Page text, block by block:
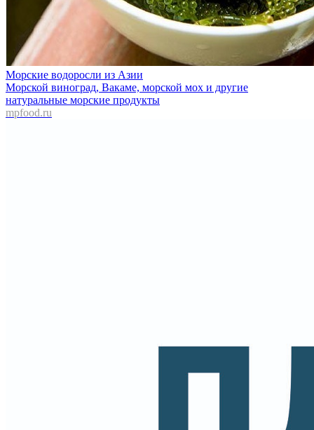
Морские водоросли из Азии
Морской виноград, Вакаме, морской мох и другие
натуральные морские продукты
mpfood.ru